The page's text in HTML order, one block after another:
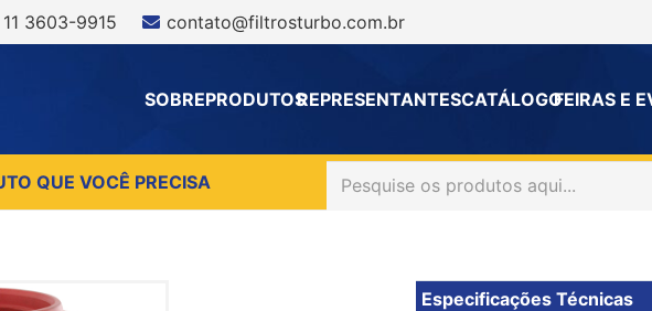
3603-9915 contato@filtrosturbo.com.br
SOBREPRODUTOSREPRESENTANTESCATÁLOGOFEIRAS E
QUE VOCÊ PRECISA
Especificações Técnicas